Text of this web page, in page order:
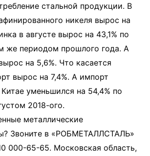
стальной продукции. В
никеля вырос на
в августе вырос на 43,1% по
же периодом прошлого года. А
на 5,6%. Что касается
вырос на 7,4%. А импорт
уменьшился на 54,4% по
2018-ого.
металлические
Звоните в «РОБМЕТАЛЛСТАЛЬ»
000-65-65. Московская область,